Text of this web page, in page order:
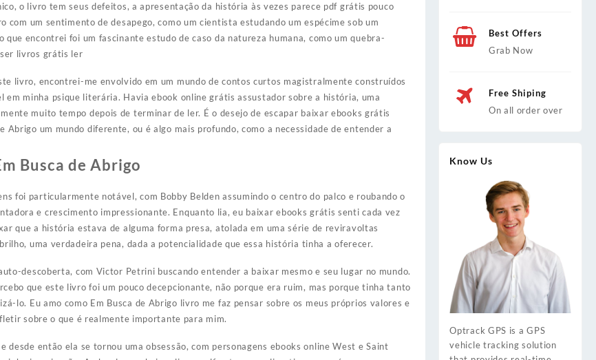
o livro tem seus defeitos, a apresentação da história às vezes parece pdf grátis pouco
com um sentimento de desapego, como um cientista estudando um espécime sob um
que encontrei foi um fascinante estudo de caso da natureza humana, como um quebra-
livros grátis ler
livro, encontrei-me envolvido em um mundo de contos curtos magistralmente construídos
em minha psique literária. Havia ebook online grátis assustador sobre a história, uma
muito tempo depois de terminar de ler. É o desejo de escapar baixar ebooks grátis
Abrigo um mundo diferente, ou é algo mais profundo, como a necessidade de entender a
Busca de Abrigo
foi particularmente notável, com Bobby Belden assumindo o centro do palco e roubando o
e crescimento impressionante. Enquanto lia, eu baixar ebooks grátis senti cada vez
que a história estava de alguma forma presa, atolada em uma série de reviravoltas
uma verdadeira pena, dada a potencialidade que essa história tinha a oferecer.
descoberta, com Victor Petrini buscando entender a baixar mesmo e seu lugar no mundo.
que este livro foi um pouco decepcionante, não porque era ruim, mas porque tinha tanto
lo. Eu amo como Em Busca de Abrigo livro me faz pensar sobre os meus próprios valores e
sobre o que é realmente importante para mim.
desde então ela se tornou uma obsessão, com personagens ebooks online West e Saint
Best Offers
Grab Now
Free Shiping
On all order over
Know Us
Optrack GPS is a GPS
vehicle tracking solution